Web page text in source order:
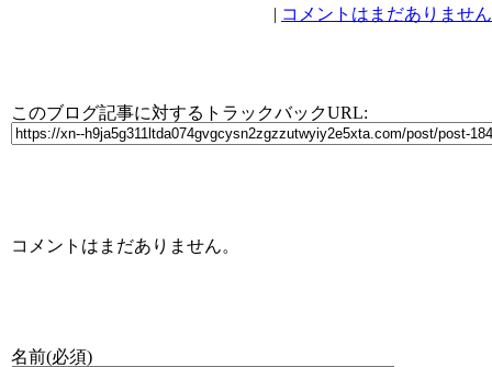
| コメントはまだありません
このブログ記事に対するトラックバックURL:
コメントはまだありません。
名前(必須)